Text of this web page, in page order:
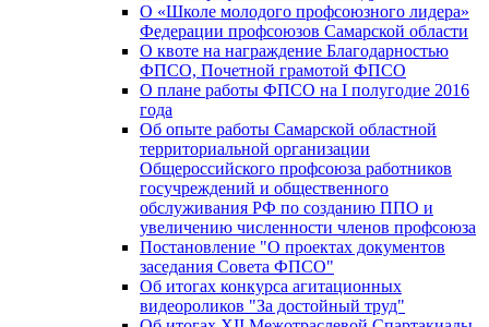
О «Школе молодого профсоюзного лидера»
Федерации профсоюзов Самарской области
О квоте на награждение Благодарностью
ФПСО, Почетной грамотой ФПСО
О плане работы ФПСО на I полугодие 2016
года
Об опыте работы Самарской областной
территориальной организации
Общероссийского профсоюза работников
госучреждений и общественного
обслуживания РФ по созданию ППО и
увеличению численности членов профсоюза
Постановление "О проектах документов
заседания Совета ФПСО"
Об итогах конкурса агитационных
видеороликов "За достойный труд"